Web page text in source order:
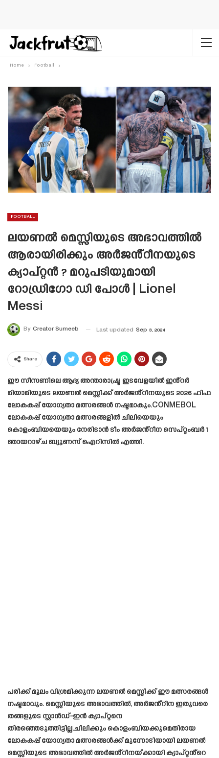
Home Football
FOOTBALL
ലയണൽ മെസ്സിയുടെ അഭാവത്തിൽ
ആരായിരിക്കും അർജൻ്റീനയുടെ
ക്യാപ്റ്റൻ ? മറുപടിയുമായി
റോഡ്രിഗോ ഡി പോൾ | Lionel
Messi
By Creator Sumeeb Last updated Sep 3, 2024
Share
ഈ സീസണിലെ ആദ്യ അന്താരാഷ്ട്ര ഇടവേളയിൽ ഇൻ്റർ
മിയാമിയുടെ ലയണൽ മെസ്സിക്ക് അർജൻ്റീനയുടെ 2026 ഫിഫ
ലോകകപ്പ് യോഗ്യതാ മത്സരങ്ങൾ നഷ്ടമാകും.CONMEBOL
ലോകകപ്പ് യോഗ്യതാ മത്സരങ്ങളിൽ ചിലിയെയും
കൊളംബിയയെയും നേരിടാൻ ടീം അർജൻ്റീന സെപ്റ്റംബർ 1
ഞായറാഴ്ച ബ്യൂണസ് ഐറിസിൽ എത്തി.
പരിക്ക് മൂലം വിശ്രമിക്കുന്ന ലയണൽ മെസ്സിക്ക് ഈ മത്സരങ്ങൾ
നഷ്ടമാവും. മെസ്സിയുടെ അഭാവത്തിൽ, അർജൻ്റീന ഇതുവരെ
തങ്ങളുടെ സ്റ്റാൻഡ്-ഇൻ ക്യാപ്റ്റനെ
തിരഞ്ഞെടുത്തിട്ടില്ല.ചിലിക്കും കൊളംബിയക്കുമെതിരായ
ലോകകപ്പ് യോഗ്യതാ മത്സരങ്ങൾക്ക് മുന്നോടിയായി ലയണൽ
മെസ്സിയുടെ അഭാവത്തിൽ അർജൻ്റീനയ്‌ക്കായി ക്യാപ്റ്റൻ്റെ